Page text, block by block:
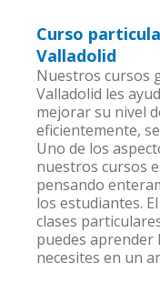
Curso
Valladolid
Nuestros cursos
Valladolid les
mejorar su nivel
eficientemente,
Uno de los
nuestros cursos
pensando
los estudiantes.
clases
puedes aprender
necesites en un